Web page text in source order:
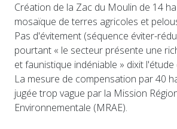
Création de la Zac du Moulin de 14
mosaïque de terres agricoles et
Pas d'évitement (séquence éviter-
pourtant « le secteur présente une
et faunistique indéniable » dixit l'étude
La mesure de compensation par 40
jugée trop vague par la Mission
Environnementale (MRAE).